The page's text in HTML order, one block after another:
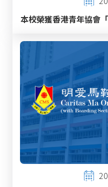
本校榮獲香港青年協會